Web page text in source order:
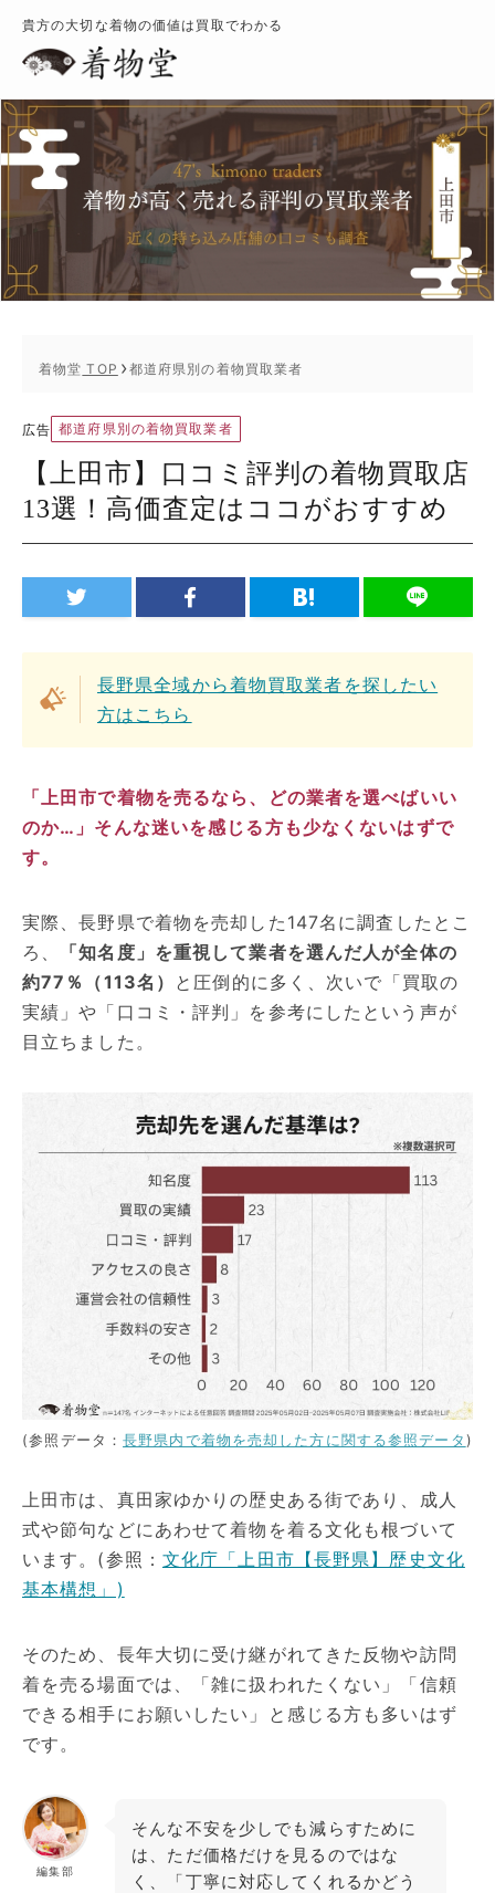
貴方の大切な着物の価値は買取でわかる
着物堂 TOP 都道府県別の着物買取業者
広告 都道府県別の着物買取業者
【上田市】口コミ評判の着物買取店
13選！高価査定はココがおすすめ
長野県全域から着物買取業者を探したい
方はこちら
「上田市で着物を売るなら、どの業者を選べばいい
のか…」そんな迷いを感じる方も少なくないはずで
す。
実際、長野県で着物を売却した147名に調査したとこ
ろ、
「知名度」を重視して業者を選んだ人が全体の
約77％（113名） と圧倒的に多く、次いで「買取の
実績」や「口コミ・評判」を参考にしたという声が
目立ちました。
(参照データ：長野県内で着物を売却した方に関する参照データ )
上田市は、真田家ゆかりの歴史ある街であり、成人
式や節句などにあわせて着物を着る文化も根づいて
います。(参照： 文化庁「上田市【長野県】歴史文化
基本構想」)
そのため、長年大切に受け継がれてきた反物や訪問
着を売る場面では、「雑に扱われたくない」「信頼
できる相手にお願いしたい」と感じる方も多いはず
です。
編集部
そんな不安を少しでも減らすために
は、ただ価格だけを見るのではな
く、「丁寧に対応してくれるかどう